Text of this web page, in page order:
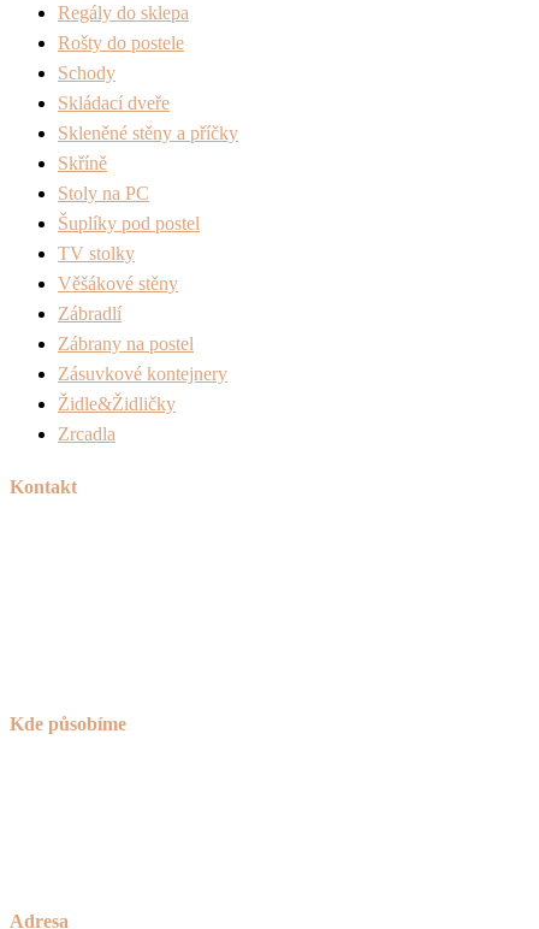
Regály do sklepa
Rošty do postele
Schody
Skládací dveře
Skleněné stěny a příčky
Skříně
Stoly na PC
Šuplíky pod postel
TV stolky
Věšákové stěny
Zábradlí
Zábrany na postel
Zásuvkové kontejnery
Židle&Židličky
Zrcadla
Kontakt
Kde působíme
Adresa